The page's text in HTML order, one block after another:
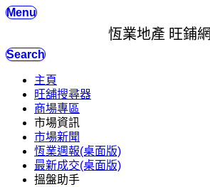
Menu
恆業地產 旺鋪網
Search
主頁
旺舖搜尋器
商場專區
市場資訊
市場新聞
恆業週報(桌面版)
最新成交(桌面版)
搵盤助手